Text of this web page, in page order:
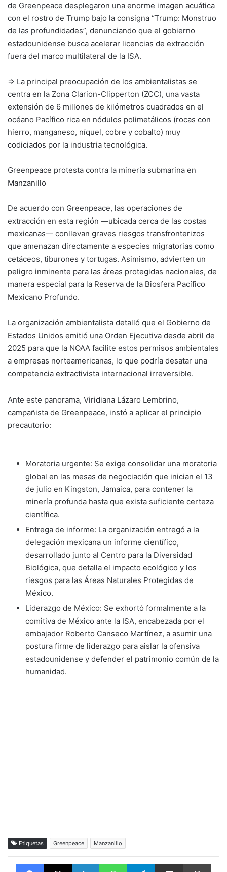
de Greenpeace desplegaron una enorme imagen acuática
con el rostro de Trump bajo la consigna “Trump: Monstruo
de las profundidades”, denunciando que el gobierno
estadounidense busca acelerar licencias de extracción
fuera del marco multilateral de la ISA.
⇒ La principal preocupación de los ambientalistas se
centra en la Zona Clarion-Clipperton (ZCC), una vasta
extensión de 6 millones de kilómetros cuadrados en el
océano Pacífico rica en nódulos polimetálicos (rocas con
hierro, manganeso, níquel, cobre y cobalto) muy
codiciados por la industria tecnológica.
Greenpeace protesta contra la minería submarina en
Manzanillo
De acuerdo con Greenpeace, las operaciones de
extracción en esta región —ubicada cerca de las costas
mexicanas— conllevan graves riesgos transfronterizos
que amenazan directamente a especies migratorias como
cetáceos, tiburones y tortugas. Asimismo, advierten un
peligro inminente para las áreas protegidas nacionales, de
manera especial para la Reserva de la Biosfera Pacífico
Mexicano Profundo.
La organización ambientalista detalló que el Gobierno de
Estados Unidos emitió una Orden Ejecutiva desde abril de
2025 para que la NOAA facilite estos permisos ambientales
a empresas norteamericanas, lo que podría desatar una
competencia extractivista internacional irreversible.
Ante este panorama, Viridiana Lázaro Lembrino,
campañista de Greenpeace, instó a aplicar el principio
precautorio:
Moratoria urgente: Se exige consolidar una moratoria
global en las mesas de negociación que inician el 13
de julio en Kingston, Jamaica, para contener la
minería profunda hasta que exista suficiente certeza
científica.
Entrega de informe: La organización entregó a la
delegación mexicana un informe científico,
desarrollado junto al Centro para la Diversidad
Biológica, que detalla el impacto ecológico y los
riesgos para las Áreas Naturales Protegidas de
México.
Liderazgo de México: Se exhortó formalmente a la
comitiva de México ante la ISA, encabezada por el
embajador Roberto Canseco Martínez, a asumir una
postura firme de liderazgo para aislar la ofensiva
estadounidense y defender el patrimonio común de la
humanidad.
Etiquetas Greenpeace Manzanillo
FacebookX LinkedInWhatsAppTelegramvía email